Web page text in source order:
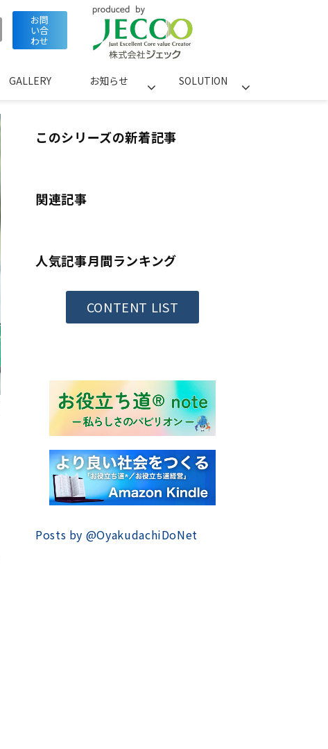
お問
い合
わせ
GALLERY お知らせ SOLUTION
このシリーズの新着記事
関連記事
人気記事月間ランキング
CONTENT LIST
Posts by @OyakudachiDoNet